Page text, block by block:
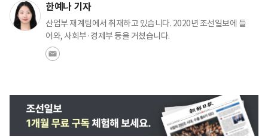
한예나 기자
산업부 재계팀에서 취재하고 있습니다. 2020년 조선일보에 들
어와, 사회부·경제부 등을 거쳤습니다.